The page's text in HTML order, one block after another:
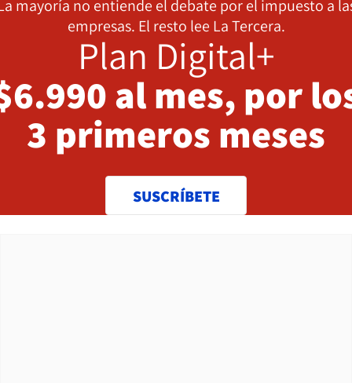
mayoría no entiende el debate por el impuesto a
empresas. El resto lee La Tercera.
Plan Digital+
al mes, por
3 primeros meses
SUSCRÍBETE